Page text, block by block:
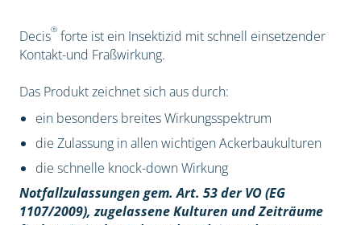
Decis®forte ist ein Insektizid mit schnell einsetzender
Kontakt-und Fraßwirkung.
Das Produkt zeichnet sich aus durch:
ein besonders breites Wirkungsspektrum
die Zulassung in allen wichtigen Ackerbaukulturen
die schnelle knock-down Wirkung
Notfallzulassungen gem. Art. 53 der VO (EG
1107/2009), zugelassene Kulturen und Zeiträume